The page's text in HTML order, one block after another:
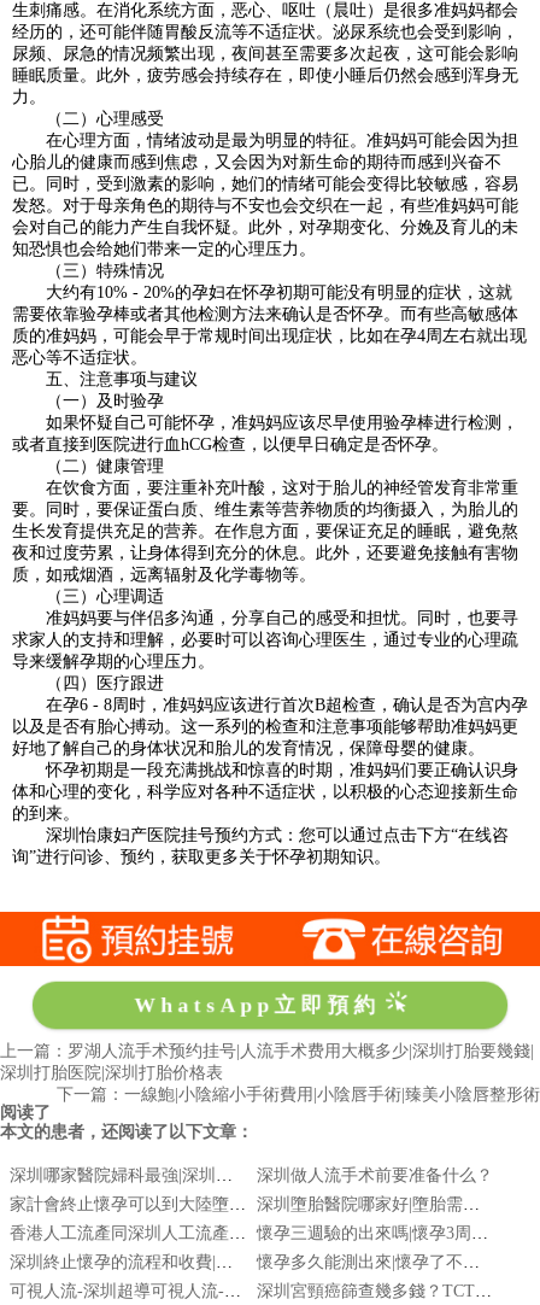
生刺痛感。在消化系统方面，恶心、呕吐（晨吐）是很多准妈妈都会
经历的，还可能伴随胃酸反流等不适症状。泌尿系统也会受到影响，
尿频、尿急的情况频繁出现，夜间甚至需要多次起夜，这可能会影响
睡眠质量。此外，疲劳感会持续存在，即使小睡后仍然会感到浑身无
力。
（二）心理感受
在心理方面，情绪波动是最为明显的特征。准妈妈可能会因为担
心胎儿的健康而感到焦虑，又会因为对新生命的期待而感到兴奋不
已。同时，受到激素的影响，她们的情绪可能会变得比较敏感，容易
发怒。对于母亲角色的期待与不安也会交织在一起，有些准妈妈可能
会对自己的能力产生自我怀疑。此外，对孕期变化、分娩及育儿的未
知恐惧也会给她们带来一定的心理压力。
（三）特殊情况
大约有10% - 20%的孕妇在怀孕初期可能没有明显的症状，这就
需要依靠验孕棒或者其他检测方法来确认是否怀孕。而有些高敏感体
质的准妈妈，可能会早于常规时间出现症状，比如在孕4周左右就出现
恶心等不适症状。
五、注意事项与建议
（一）及时验孕
如果怀疑自己可能怀孕，准妈妈应该尽早使用验孕棒进行检测，
或者直接到医院进行血hCG检查，以便早日确定是否怀孕。
（二）健康管理
在饮食方面，要注重补充叶酸，这对于胎儿的神经管发育非常重
要。同时，要保证蛋白质、维生素等营养物质的均衡摄入，为胎儿的
生长发育提供充足的营养。在作息方面，要保证充足的睡眠，避免熬
夜和过度劳累，让身体得到充分的休息。此外，还要避免接触有害物
质，如戒烟酒，远离辐射及化学毒物等。
（三）心理调适
准妈妈要与伴侣多沟通，分享自己的感受和担忧。同时，也要寻
求家人的支持和理解，必要时可以咨询心理医生，通过专业的心理疏
导来缓解孕期的心理压力。
（四）医疗跟进
在孕6 - 8周时，准妈妈应该进行首次B超检查，确认是否为宫内孕
以及是否有胎心搏动。这一系列的检查和注意事项能够帮助准妈妈更
好地了解自己的身体状况和胎儿的发育情况，保障母婴的健康。
怀孕初期是一段充满挑战和惊喜的时期，准妈妈们要正确认识身
体和心理的变化，科学应对各种不适症状，以积极的心态迎接新生命
的到来。
深圳怡康妇产医院挂号预约方式：您可以通过点击下方“在线咨
询”进行问诊、预约，获取更多关于怀孕初期知识。
WhatsApp立即預約
上一篇：罗湖人流手术预约挂号|人流手术费用大概多少|深圳打胎要幾錢|
深圳打胎医院|深圳打胎价格表
下一篇：一線鮑|小陰縮小手術費用|小陰唇手術|臻美小陰唇整形術
阅读了
本文的患者，还阅读了以下文章：
深圳做人流手术前要准备什么？